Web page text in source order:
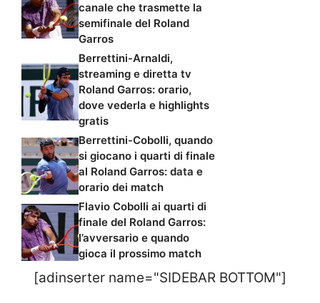
canale che trasmette la
semifinale del Roland
Garros
Berrettini-Arnaldi,
streaming e diretta tv
Roland Garros: orario,
dove vederla e highlights
gratis
Berrettini-Cobolli, quando
si giocano i quarti di finale
al Roland Garros: data e
orario dei match
Flavio Cobolli ai quarti di
finale del Roland Garros:
l’avversario e quando
gioca il prossimo match
[adinserter name="SIDEBAR BOTTOM"]